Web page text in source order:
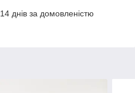
днів за домовленістю